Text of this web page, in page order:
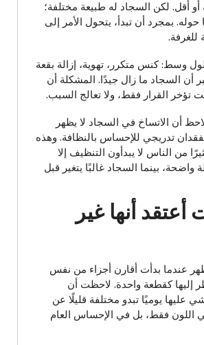
أو أقل. لكن السجاد له طبيعة مختلفة؛
حوله. بمجرد أن تبدأ، يتحول الأمر إلى
للغرفة.
وسط: كنس متكرر، تهوية، إزالة بقعة
أن السجاد ما زال جيدًا. المشكلة أن
تؤخر القرار فقط، ولا تعالج السبب.
أن الاتساخ في السجاد لا يظهر
تدريجي للإحساس بالنظافة. وهذه
من الناس لا يبدأون التنظيف إلا
بينما السجاد غالبًا يتغير قبل
أعتقد أنها غير
عندما بدأت أقارن أجزاء من نفس
إليها كقطعة واحدة. لاحظت أن
عليها يوميًا تبدو مختلفة قليلًا عن
اللون فقط، بل في الإحساس العام